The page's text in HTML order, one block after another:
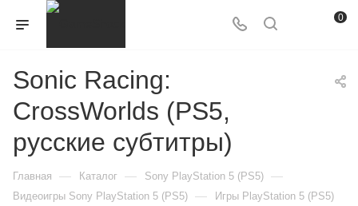
0
Sonic Racing:
CrossWorlds (PS5,
русские субтитры)
Главная — Каталог — Sony PlayStation 5 (PS5) —
Видеоигры Sony PlayStation 5 (PS5) — Игры PlayStation 5 (PS5)